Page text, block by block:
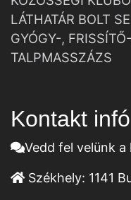
LÁTHATÁR BOLT
GYÓGY-,
TALPMASSZÁZS
Kontakt infó
Vedd fel velünk
Székhely: 1141